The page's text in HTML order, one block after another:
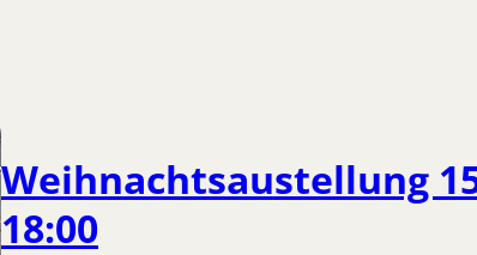
Weihnachtsaustellung
18:00